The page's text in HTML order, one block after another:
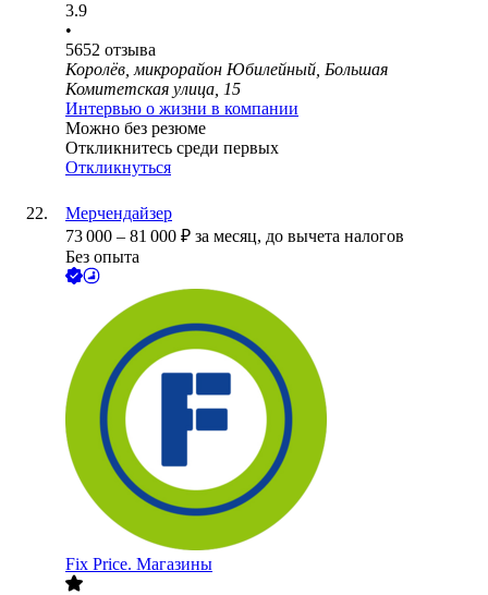
3.9
•
5652 отзыва
Королёв, микрорайон Юбилейный, Большая
Комитетская улица, 15
Интервью о жизни в компании
Можно без резюме
Откликнитесь среди первых
Откликнуться
Мерчендайзер
73 000 – 81 000 ₽ за месяц, до вычета налогов
Без опыта
Fix Price. Магазины